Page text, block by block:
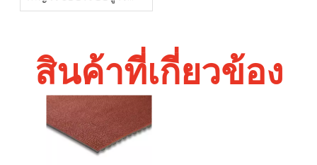
สำเร็จรูป HUADONG
สินค้าที่เกี่ยวข้อง